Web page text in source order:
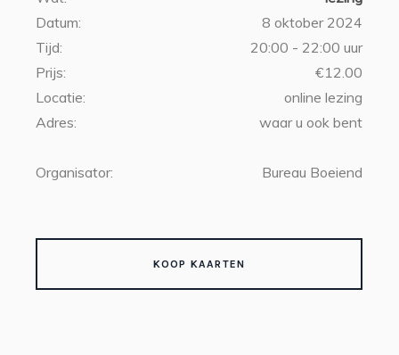
Datum:
8 oktober 2024
Tijd:
20:00 - 22:00 uur
Prijs:
€12.00
Locatie:
online lezing
Adres:
waar u ook bent
Organisator: Bureau Boeiend
KOOP KAARTEN